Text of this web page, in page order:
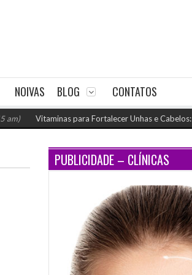
NOIVAS BLOG CONTATOS
Vitaminas para Fortalecer Unhas e Cabelos:
PUBLICIDADE – CLÍNICAS